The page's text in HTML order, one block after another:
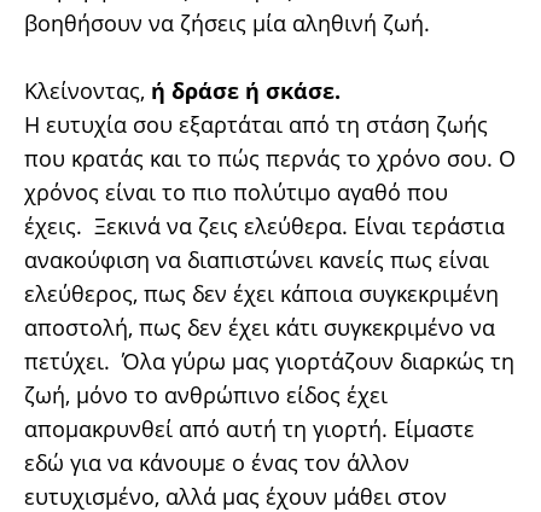
βοηθήσουν να ζήσεις μία αληθινή ζωή.
Κλείνοντας, ή δράσε ή σκάσε.
Η ευτυχία σου εξαρτάται από τη στάση ζωής
που κρατάς και το πώς περνάς το χρόνο σου. Ο
χρόνος είναι το πιο πολύτιμο αγαθό που
έχεις. Ξεκινά να ζεις ελεύθερα. Είναι τεράστια
ανακούφιση να διαπιστώνει κανείς πως είναι
ελεύθερος, πως δεν έχει κάποια συγκεκριμένη
αποστολή, πως δεν έχει κάτι συγκεκριμένο να
πετύχει. Όλα γύρω μας γιορτάζουν διαρκώς τη
ζωή, μόνο το ανθρώπινο είδος έχει
απομακρυνθεί από αυτή τη γιορτή. Είμαστε
εδώ για να κάνουμε ο ένας τον άλλον
ευτυχισμένο, αλλά μας έχουν μάθει στον